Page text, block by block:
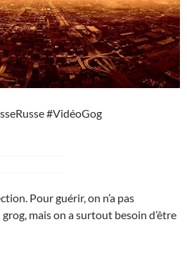
#VidéoGog
Pour guérir, on n’a pas
mais on a surtout besoin d’être